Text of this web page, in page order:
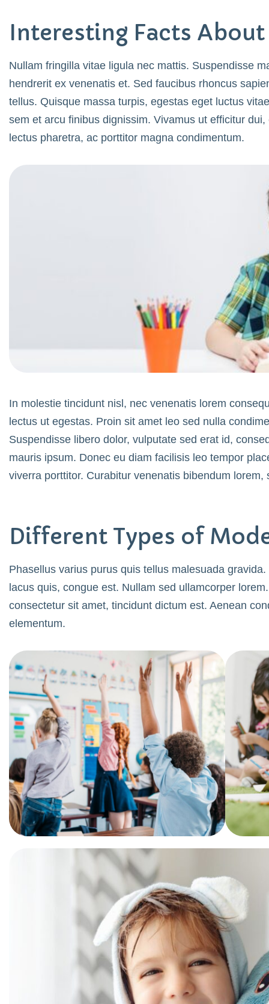
Interesting Facts
Nullam fringilla vitae ligula nec mattis. Suspendisse
hendrerit ex venenatis et. Sed faucibus rhoncus
tellus. Quisque massa turpis, egestas eget luctus
sem et arcu finibus dignissim. Vivamus ut efficitur
lectus pharetra, ac porttitor magna condimentum.
In molestie tincidunt nisl, nec venenatis lorem
lectus ut egestas. Proin sit amet leo sed nulla
Suspendisse libero dolor, vulputate sed erat id,
mauris ipsum. Donec eu diam facilisis leo tempor
viverra porttitor. Curabitur venenatis bibendum
Different Types of
Phasellus varius purus quis tellus malesuada
lacus quis, congue est. Nullam sed ullamcorper
consectetur sit amet, tincidunt dictum est. Aenean
elementum.